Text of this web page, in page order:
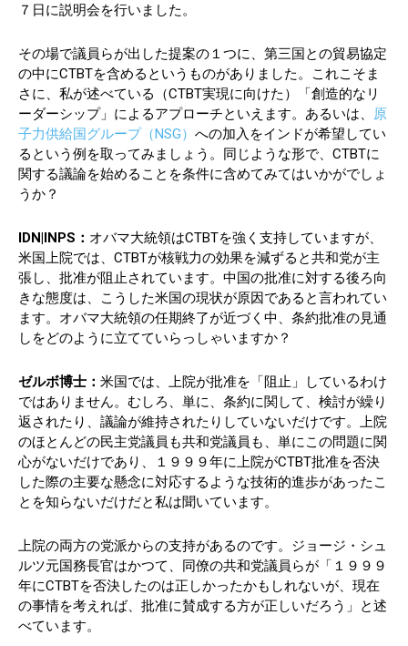
７日に説明会を行いました。
その場で議員らが出した提案の１つに、第三国との貿易協定
の中にCTBTを含めるというものがありました。これこそま
さに、私が述べている（CTBT実現に向けた）「創造的なリ
ーダーシップ」によるアプローチといえます。あるいは、 原
子力供給国グループ（NSG） への加入をインドが希望してい
るという例を取ってみましょう。同じような形で、CTBTに
関する議論を始めることを条件に含めてみてはいかがでしょ
うか？
IDN|INPS： オバマ大統領はCTBTを強く支持していますが、
米国上院では、CTBTが核戦力の効果を減ずると共和党が主
張し、批准が阻止されています。中国の批准に対する後ろ向
きな態度は、こうした米国の現状が原因であると言われてい
ます。オバマ大統領の任期終了が近づく中、条約批准の見通
しをどのように立てていらっしゃいますか？
ゼルボ博士： 米国では、上院が批准を「阻止」しているわけ
ではありません。むしろ、単に、条約に関して、検討が繰り
返されたり、議論が維持されたりしていないだけです。上院
のほとんどの民主党議員も共和党議員も、単にこの問題に関
心がないだけであり、１９９９年に上院がCTBT批准を否決
した際の主要な懸念に対応するような技術的進歩があったこ
とを知らないだけだと私は聞いています。
上院の両方の党派からの支持があるのです。ジョージ・シュ
ルツ元国務長官はかつて、同僚の共和党議員らが「１９９９
年にCTBTを否決したのは正しかったかもしれないが、現在
の事情を考えれば、批准に賛成する方が正しいだろう」と述
べています。